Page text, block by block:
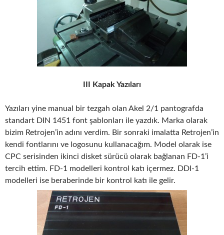
III Kapak Yazıları
Yazıları yine manual bir tezgah olan Akel 2/1 pantografda
standart DIN 1451 font şablonları ile yazdık. Marka olarak
bizim Retrojen’in adını verdim. Bir sonraki imalatta Retrojen’in
kendi fontlarını ve logosunu kullanacağım. Model olarak ise
CPC serisinden ikinci disket sürücü olarak bağlanan FD-1’i
tercih ettim. FD-1 modelleri kontrol katı içermez. DDI-1
modelleri ise beraberinde bir kontrol katı ile gelir.